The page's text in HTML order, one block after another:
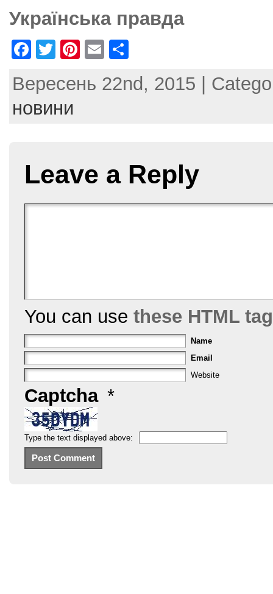
Українська правда
F
c
e
o
k
T
itt
er
Pi
er
E
ai ar
Вересень 22nd, 2015 |
новини
Leave a Reply
You can use these HTML
Name
Email
Website
Captcha *
Type the text displayed above: